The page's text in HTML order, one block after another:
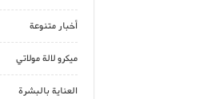
أخبار متنوعة
ميكرو لالة مولاتي
العناية بالبشرة